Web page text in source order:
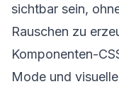
sichtbar sein,
Rauschen zu
Komponenten-
Mode und